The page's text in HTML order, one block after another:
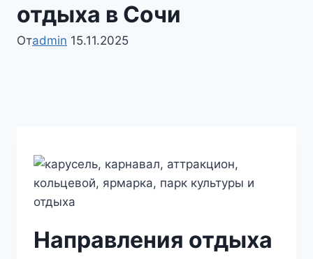
отдыха в Сочи
Отadmin 15.11.2025
Направления отдыха